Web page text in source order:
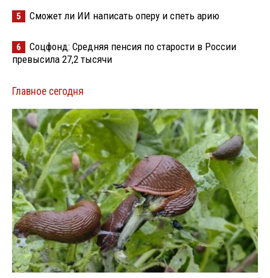
5 Сможет ли ИИ написать оперу и спеть арию
6
Соцфонд: Средняя пенсия по старости в России
превысила 27,2 тысячи
Главное сегодня